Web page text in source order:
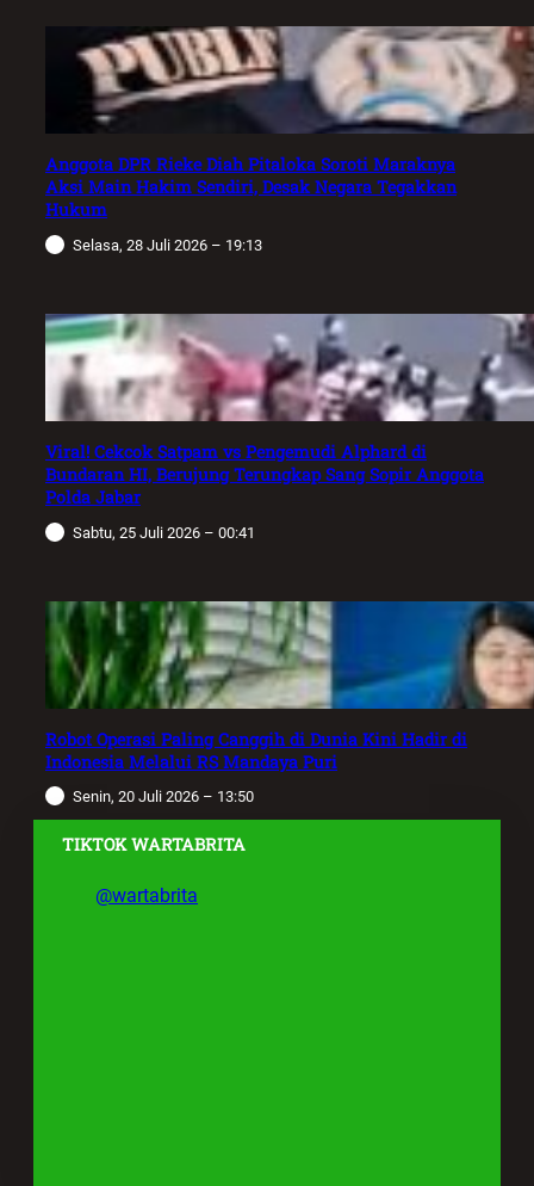
Anggota DPR Rieke Diah Pitaloka Soroti Maraknya
Aksi Main Hakim Sendiri, Desak Negara Tegakkan
Hukum
Selasa, 28 Juli 2026 – 19:13
Viral! Cekcok Satpam vs Pengemudi Alphard di
Bundaran HI, Berujung Terungkap Sang Sopir Anggota
Polda Jabar
Sabtu, 25 Juli 2026 – 00:41
Robot Operasi Paling Canggih di Dunia Kini Hadir di
Indonesia Melalui RS Mandaya Puri
Senin, 20 Juli 2026 – 13:50
TIKTOK WARTABRITA
@wartabrita